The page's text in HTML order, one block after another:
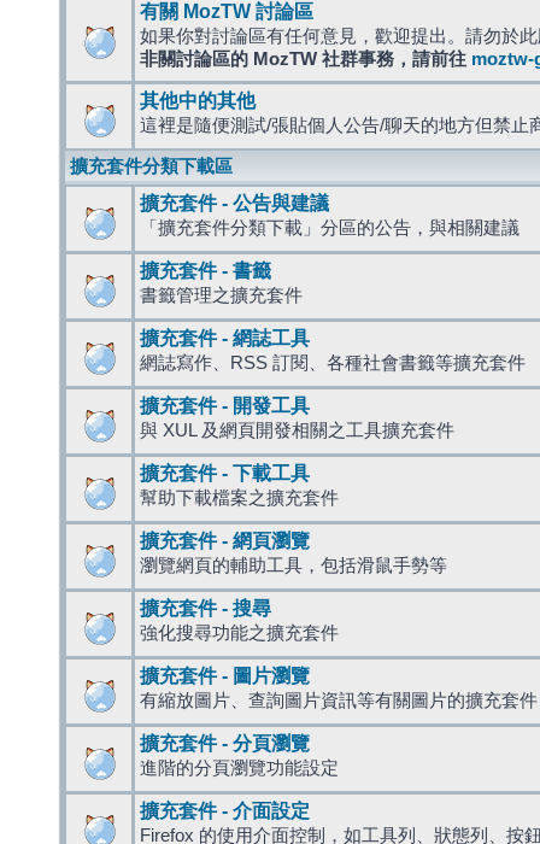
有關 MozTW 討論區
如果你對討論區有任何意見，歡迎提出。請勿於
非關討論區的 MozTW 社群事務，請前往 moztw-
其他中的其他
這裡是隨便測試/張貼個人公告/聊天的地方但禁止
擴充套件分類下載區
擴充套件 - 公告與建議
「擴充套件分類下載」分區的公告，與相關建議
擴充套件 - 書籤
書籤管理之擴充套件
擴充套件 - 網誌工具
網誌寫作、RSS 訂閱、各種社會書籤等擴充套件
擴充套件 - 開發工具
與 XUL 及網頁開發相關之工具擴充套件
擴充套件 - 下載工具
幫助下載檔案之擴充套件
擴充套件 - 網頁瀏覽
瀏覽網頁的輔助工具，包括滑鼠手勢等
擴充套件 - 搜尋
強化搜尋功能之擴充套件
擴充套件 - 圖片瀏覽
有縮放圖片、查詢圖片資訊等有關圖片的擴充套件
擴充套件 - 分頁瀏覽
進階的分頁瀏覽功能設定
擴充套件 - 介面設定
Firefox 的使用介面控制，如工具列、狀態列、按